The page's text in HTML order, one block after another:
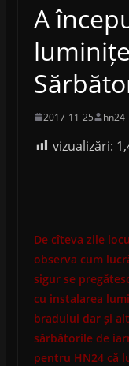
A
2017-11-25 hn24
vizualizări:
De cîteva zile
observa cum
sigur se
cu instalarea
bradului dar și
sărbătorile de
pentru HN24 că